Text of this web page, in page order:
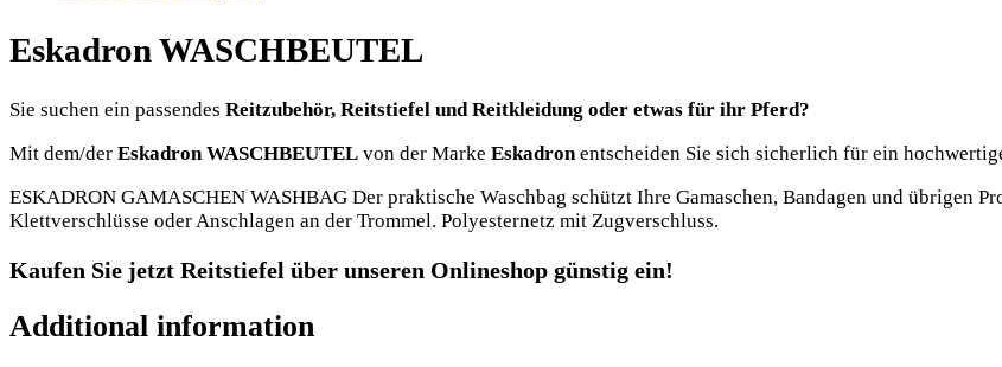
Eskadron WASCHBEUTEL
Sie suchen ein passendes Reitzubehör, Reitstiefel und Reitkleidung oder etwas für ihr Pferd?
Mit dem/der Eskadron WASCHBEUTEL von der Marke Eskadronentscheiden Sie sich sicherlich für ein
ESKADRON GAMASCHEN WASHBAG Der praktische Waschbag schützt Ihre Gamaschen, Bandagen und übrigen
Klettverschlüsse oder Anschlagen an der Trommel. Polyesternetz mit Zugverschluss.
Kaufen Sie jetzt Reitstiefel über unseren Onlineshop günstig ein!
Additional information